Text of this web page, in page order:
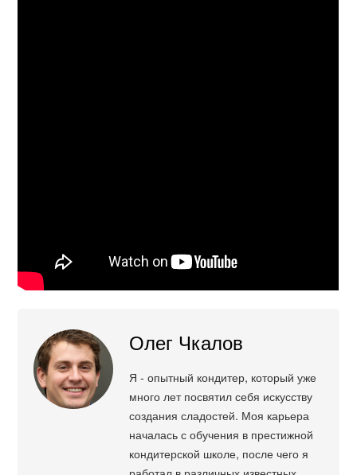
Олег Чкалов
Я - опытный кондитер, который уже
много лет посвятил себя искусству
создания сладостей. Моя карьера
началась с обучения в престижной
кондитерской школе, после чего я